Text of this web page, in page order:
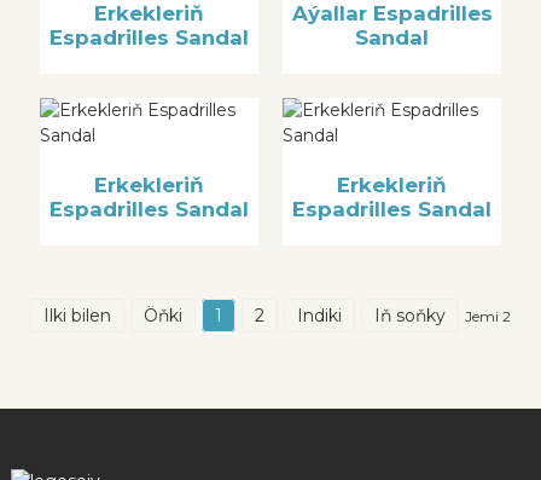
Erkekleriň
Espadrilles Sandal
Aýallar Espadrilles
Sandal
Erkekleriň
Espadrilles Sandal
Erkekleriň
Espadrilles Sandal
Ilki bilen Öňki 1 2 Indiki Iň soňky Jemi 2